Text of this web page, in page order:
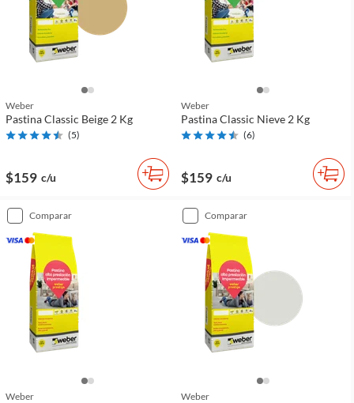
Weber
Pastina Classic Beige 2 Kg
(5)
$159 c/u
Weber
Pastina Classic Nieve 2 Kg
(6)
$159 c/u
comparar
Weber
comparar
Weber